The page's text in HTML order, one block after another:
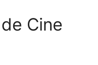
Cine